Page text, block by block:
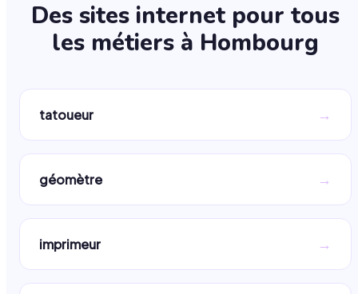
Des sites internet pour tous
les métiers à Hombourg
tatoueur →
géomètre →
imprimeur →